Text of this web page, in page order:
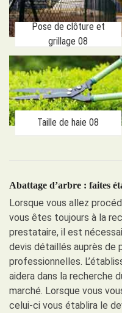
Pose de clôture et
grillage 08
Taille de haie 08
Abattage d’arbre : faites
Lorsque vous allez
vous êtes toujours à la
prestataire, il est
devis détaillés auprès de
professionnelles.
aidera dans la recherche
marché. Lorsque vous
celui-ci vous établira le